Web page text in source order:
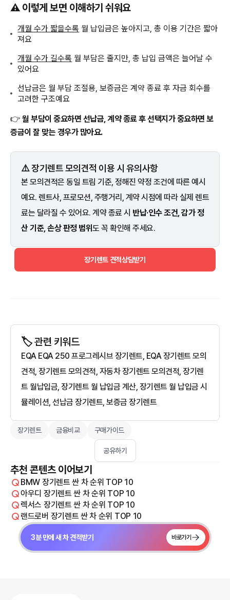
⚠️ 이렇게 보면 이해하기 쉬워요
개월 수가 짧을수록 월 납입금은 높아지고, 총 이용 기간은 짧아
져요
개월 수가 길수록 월 부담은 줄지만, 총 납입 금액은 늘어날 수
있어요
선납금은 월 부담 조절용, 보증금은 계약 종료 후 자금 회수를
고려한 구조예요
👉 월 부담이 중요하면 선납금, 계약 종료 후 선택지가 중요하면 보
증금이 잘 맞는 경우가 많아요.
⚠️ 장기렌트 모의견적 이용 시 유의사항
본 모의견적은 동일 트림 기준, 정해진 약정 조건에 따른 예시
예요. 렌트사, 프로모션, 주행거리, 계약 시점에 따라 실제 렌트
료는 달라질 수 있어요. 계약 종료 시 반납·인수 조건, 감가 정
산 기준, 손상 판정 범위도 꼭 확인해 주세요.
장기렌트 견적상담받기
🏷️ 관련 키워드
EQA EQA 250 프로그레시브 장기렌트, EQA 장기렌트 모의
견적, 장기렌트 모의견적, 자동차 장기렌트 모의견적, 장기렌
트 월납입금, 장기렌트 월 납입금 계산, 장기렌트 월 납입금 시
뮬레이션, 선납금 장기렌트, 보증금 장기렌트
장기렌트 금융비교 구매가이드
공유하기
추천 콘텐츠 이어보기
BMW 장기렌트 싼 차 순위 TOP 10
아우디 장기렌트 싼 차 순위 TOP 10
렉서스 장기렌트 싼 차 순위 TOP 10
랜드로버 장기렌트 싼 차 순위 TOP 10
3분 만에 새 차 견적받기 바로가기